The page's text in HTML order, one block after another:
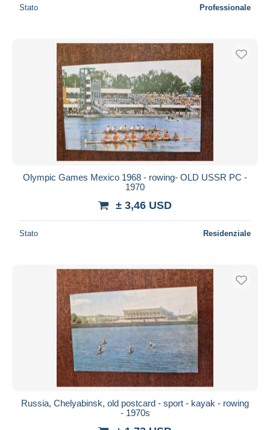
Stato Professionale
Olympic Games Mexico 1968 - rowing- OLD USSR PC -
1970
± 3,46 USD
Stato Residenziale
Russia, Chelyabinsk, old postcard - sport - kayak - rowing
- 1970s